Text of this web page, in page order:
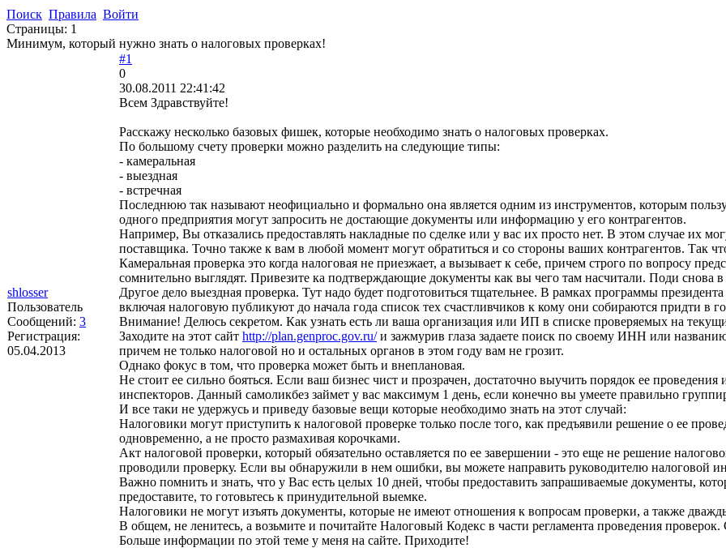
Поиск Правила Войти
Страницы: 1
Минимум, который нужно знать о налоговых проверках!
shlosser
Пользователь
Сообщений: 3
Регистрация:
05.04.2013
#1
0
30.08.2011 22:41:42
Всем Здравствуйте!
Расскажу несколько базовых фишек, которые необходимо знать о налоговых проверках.
По большому счету проверки можно разделить на следующие типы:
- камеральная
- выездная
- встречная
Последнюю так называют неофициально и формально она является одним из инструментов, которым
одного предприятия могут запросить не достающие документы или информацию у его контрагентов.
Например, Вы отказались предоставлять накладные по сделке или у вас их просто нет. В этом случае их
поставщика. Точно также к вам в любой момент могут обратиться и со стороны ваших контрагентов. Так
Камеральная проверка это когда налоговая не приезжает, а вызывает к себе, причем строго по вопросу
сомнительно выглядят. Привезите ка подтверждающие документы как вы чего там насчитали. Поди снова
Другое дело выездная проверка. Тут надо будет подготовиться тщательнее. В рамках программы
включая налоговую публикуют до начала года список тех счастливчиков к кому они собираются придти в
Внимание! Делюсь секретом. Как узнать есть ли ваша организация или ИП в списке проверяемых на
Заходите на этот сайт http://plan.genproc.gov.ru/и зажмурив глаза задаете поиск по своему ИНН или
причем не только налоговой но и остальных органов в этом году вам не грозит.
Однако фокус в том, что проверка может быть и внеплановая.
Не стоит ее сильно бояться. Если ваш бизнес чист и прозрачен, достаточно выучить порядок ее
инспекторов. Данный самоликбез займет у вас максимум 1 день, если конечно вы умеете правильно
И все таки не удержусь и приведу базовые вещи которые необходимо знать на этот случай:
Налоговики могут приступить к налоговой проверке только после того, как предъявили решение о ее
одновременно, а не просто размахивая корочками.
Акт налоговой проверки, который обязательно оставляется по ее завершении - это еще не решение
проводили проверку. Если вы обнаружили в нем ошибки, вы можете направить руководителю налоговой
Важно помнить и знать, что у Вас есть целых 10 дней, чтобы предоставить запрашиваемые документы,
предоставите, то готовьтесь к принудительной выемке.
Налоговики не могут изъять документы, которые не имеют отношения к вопросам проверки, а также
В общем, не ленитесь, а возьмите и почитайте Налоговый Кодекс в части регламента проведения
Больше информации по этой теме у меня на сайте. Приходите!